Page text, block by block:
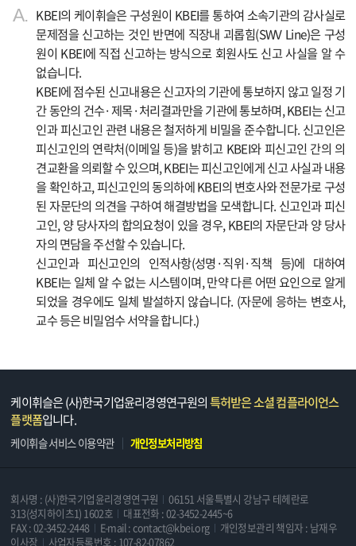
KBEI의 케이휘슬은 구성원이 KBEI를 통하여 소속기관의 감사실로
문제점을 신고하는 것인 반면에 직장내 괴롭힘(SWV Line)은 구성
원이 KBEI에 직접 신고하는 방식으로 회원사도 신고 사실을 알 수
없습니다.
KBEI에 점수된 신고내용은 신고자의 기관에 통보하지 않고 일정 기
간 동안의 건수·제목·처리결과만을 기관에 통보하며, KBEI는 신고
인과 피신고인 관련 내용은 철저하게 비밀을 준수합니다. 신고인은
피신고인의 연락처(이메일 등)을 밝히고 KBEI와 피신고인 간의 의
견교환을 의뢰할 수 있으며, KBEI는 피신고인에게 신고 사실과 내용
을 확인하고, 피신고인의 동의하에 KBEI의 변호사와 전문가로 구성
된 자문단의 의견을 구하여 해결방법을 모색합니다. 신고인과 피신
고인, 양 당사자의 합의요청이 있을 경우, KBEI의 자문단과 양 당사
자의 면담을 주선할 수 있습니다.
신고인과 피신고인의 인적사항(성명·직위·직책 등)에 대하여
KBEI는 일체 알 수 없는 시스템이며, 만약 다른 어떤 요인으로 알게
되었을 경우에도 일체 발설하지 않습니다. (자문에 응하는 변호사,
교수 등은 비밀엄수 서약을 합니다.)
케이휘슬은 (사)한국기업윤리경영연구원의특허받은 소셜 컴플라이언스
플랫폼입니다.
케이휘슬 서비스 이용약관 개인정보처리방침
회사명 : (사)한국기업윤리경영연구원
06151 서울특별시 강남구 테헤란로
313(성지하이츠1) 1602호
대표전화 : 02-3452-2445~6
FAX : 02-3452-2448
E-mail : contact@kbei.org
개인정보관리 책임자 : 남재우
이사장
사업자등록번호 : 107-82-07862